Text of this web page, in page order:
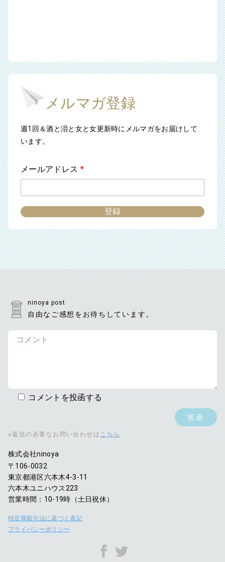
メルマガ登録
週1回＆酒と泪と女と女更新時にメルマガをお届けして
います。
メールアドレス *
ninoya post
自由なご感想をお待ちしています。
コメントを投函する
※返信の必要なお問い合わせは こちら
株式会社ninoya
〒106-0032
東京都港区六本木4-3-11
六本木ユニハウス223
営業時間：10-19時（土日祝休）
特定商取引法に基づく表記
プライバシーポリシー